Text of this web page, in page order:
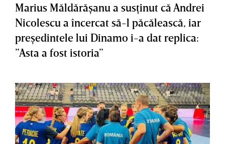
Marius Măldărăşanu a susţinut că Andrei
Nicolescu a încercat să-l păcălească, iar
preşedintele lui Dinamo i-a dat replica:
”Asta a fost istoria”